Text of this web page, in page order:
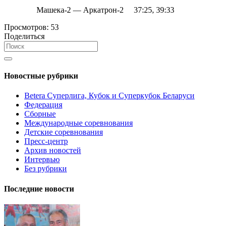
Машека-2 — Аркатрон-2 37:25, 39:33
Просмотров: 53
Поделиться
Новостные рубрики
Betera Суперлига, Кубок и Суперкубок Беларуси
Федерация
Сборные
Международные соревнования
Детские соревнования
Пресс-центр
Архив новостей
Интервью
Без рубрики
Последние новости